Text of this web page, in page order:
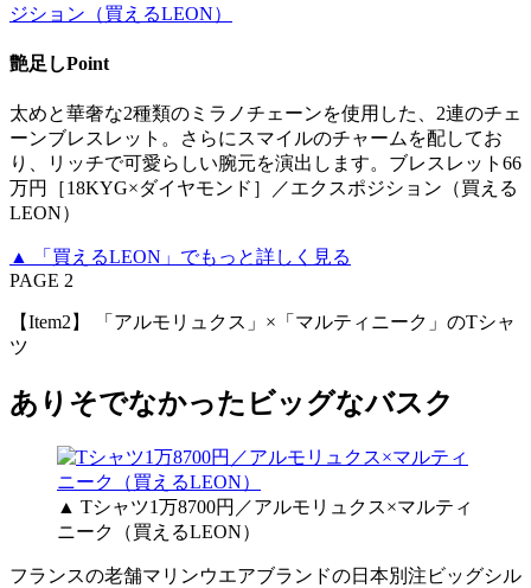
艶足しPoint
太めと華奢な2種類のミラノチェーンを使用した、2連のチェ
ーンブレスレット。さらにスマイルのチャームを配してお
り、リッチで可愛らしい腕元を演出します。ブレスレット66
万円［18KYG×ダイヤモンド］／エクスポジション（買える
LEON）
▲ 「買えるLEON」でもっと詳しく見る
PAGE 2
【Item2】 「アルモリュクス」×「マルティニーク」のTシャ
ツ
ありそでなかったビッグなバスク
▲ Tシャツ1万8700円／アルモリュクス×マルティ
ニーク（買えるLEON）
フランスの老舗マリンウエアブランドの日本別注ビッグシル